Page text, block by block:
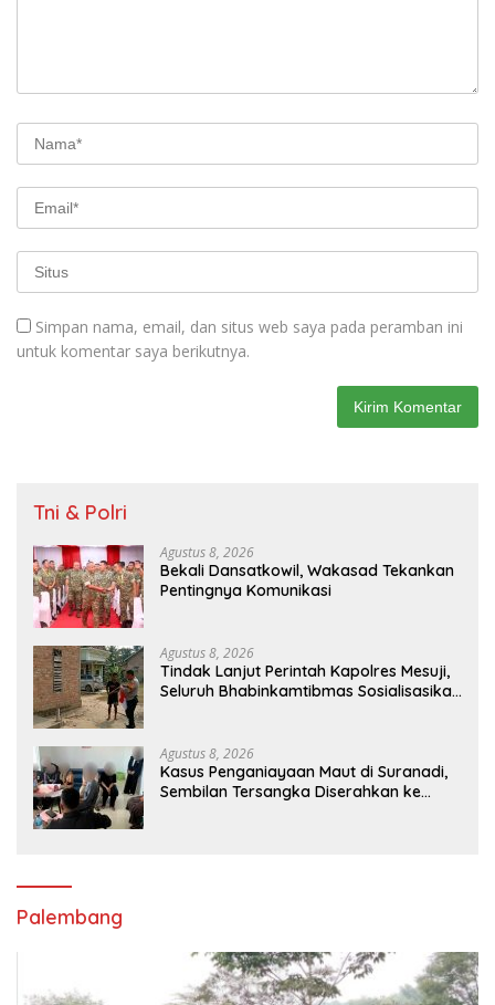
Simpan nama, email, dan situs web saya pada peramban ini
untuk komentar saya berikutnya.
Tni & Polri
Agustus 8, 2026
Bekali Dansatkowil, Wakasad Tekankan
Pentingnya Komunikasi
Agustus 8, 2026
Tindak Lanjut Perintah Kapolres Mesuji,
Seluruh Bhabinkamtibmas Sosialisasikan
Agustus 8, 2026
Kasus Penganiayaan Maut di Suranadi,
Sembilan Tersangka Diserahkan ke
Palembang